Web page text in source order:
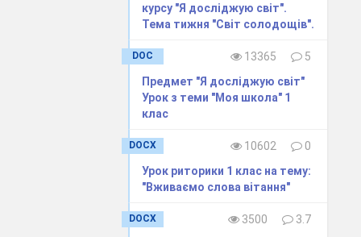
курсу "Я досліджую світ".
Тема тижня "Світ солодощів".
DOC 13365
5
Предмет "Я досліджую світ"
Урок з теми "Моя школа" 1
клас
DOCX 10602
0
Урок риторики 1 клас на тему:
"Вживаємо слова вітання"
DOCX 3500
3.7